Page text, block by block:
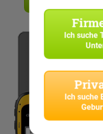
Ich suche
Ich suche